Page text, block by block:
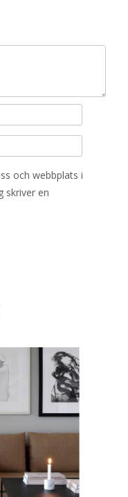
och webbplats i
skriver en